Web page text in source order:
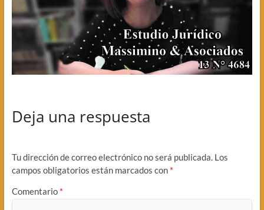
Deja una respuesta
Tu dirección de correo electrónico no será publicada. Los
campos obligatorios están marcados con *
Comentario *